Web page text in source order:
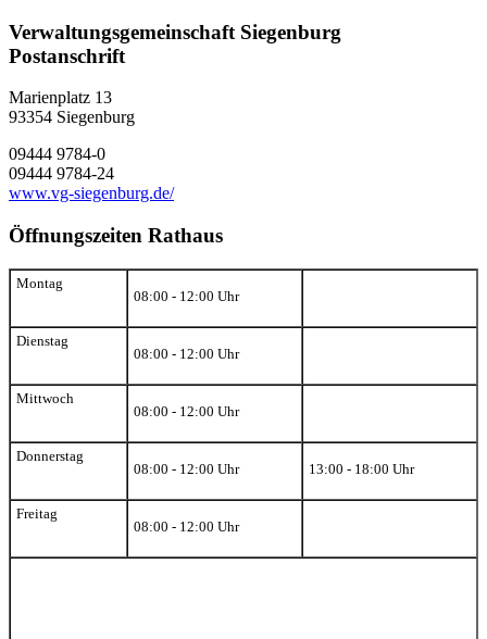
Verwaltungsgemeinschaft Siegenburg
Postanschrift
Marienplatz 13
93354 Siegenburg
09444 9784-0
09444 9784-24
www.vg-siegenburg.de/
Öffnungszeiten Rathaus
Montag
08:00 - 12:00 Uhr
Dienstag
08:00 - 12:00 Uhr
Mittwoch
08:00 - 12:00 Uhr
Donnerstag
08:00 - 12:00 Uhr
13:00 - 18:00 Uhr
Freitag
08:00 - 12:00 Uhr